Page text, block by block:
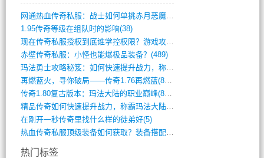
网通热血传奇私服：战士如何单挑赤月恶魔？(311)
1.95传奇等级在组队时的影响(38)
现在传奇私服授权到底谁掌控权限？游戏攻略(789)
赤壁传奇私服：小怪也能爆极品装备？(489)
玛法勇士攻略秘笈：如何快速提升战力，称霸(717)
再燃蓝火，寻你破局——传奇1.76再燃蓝(893)
传奇1.80复古版本：玛法大陆的职业巅峰(873)
精品传奇如何快速提升战力，称霸玛法大陆？(392)
在刚开一秒传奇里找什么样的徒弟好(5)
热血传奇私服顶级装备如何获取？装备搭配与(688)
热门标签